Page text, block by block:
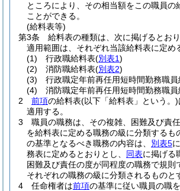
ところにより、その相当額をこの職員の
ことができる。
(給料表等)
第3条
給料表の種類は、次に掲げるとお
適用範囲は、それぞれ当該給料表に定め
(1)
行政職給料表(別表1)
(2)
消防職給料表(別表2)
(3)
行政職定年前再任用短時間勤務職
(4)
消防職定年前再任用短時間勤務職
2
前項の給料表(以下「給料表」という。)
適用する。
3
職員の職務は、その複雑、困難及び責
を給料表に定める職務の級に分類するも
の基準となるべき職務の内容は、 別表5
務表に定めるとおりとし、 同表に掲げる
困難及び責任の度が同程度の職務で規則
それぞれの職務の級に分類されるものと
4
任命権者は前項の基準に従い職員の職